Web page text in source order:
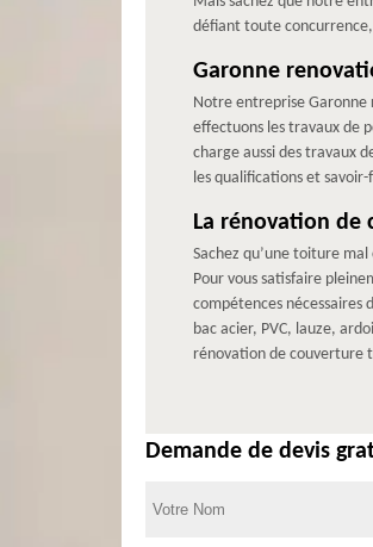
défiant toute
Garonne
Notre entreprise Garonne
effectuons les travaux de
charge aussi des travaux
les qualifications et
La rénovation de
Sachez qu’une toiture
Pour vous satisfaire
compétences
bac acier, PVC, lauze,
rénovation de couverture
Demande de devis